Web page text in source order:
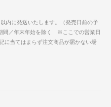
内に発送いたします。（発売日前の予
間／年末年始を除く ※ここでの営業日
に当てはまらず注文商品が届かない場